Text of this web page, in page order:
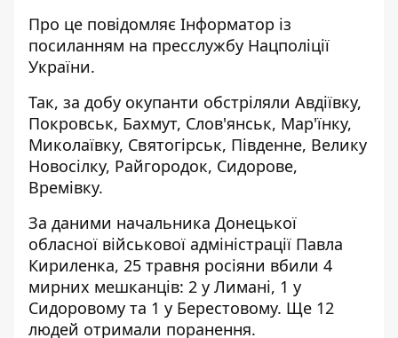
Про це повідомляє Інформатор із
посиланням на пресслужбу Нацполіції
України.
Так, за добу окупанти обстріляли Авдіївку,
Покровськ, Бахмут, Слов'янськ, Мар'їнку,
Миколаївку, Святогірськ, Південне, Велику
Новосілку, Райгородок, Сидорове,
Времівку.
За даними начальника Донецької
обласної військової адміністрації Павла
Кириленка, 25 травня росіяни вбили 4
мирних мешканців: 2 у Лимані, 1 у
Сидоровому та 1 у Берестовому. Ще 12
людей отримали поранення.